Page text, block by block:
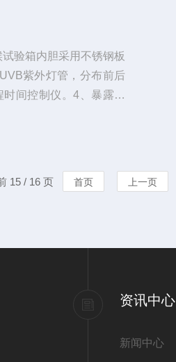
靠、稳定性高等优点。
验箱内胆采用不锈钢板
紫外灯管，分布前后
间控制仪。4、暴露方
控制的时间可在一千小
15 / 16 页 首页 上一页
资讯中心
新闻中心